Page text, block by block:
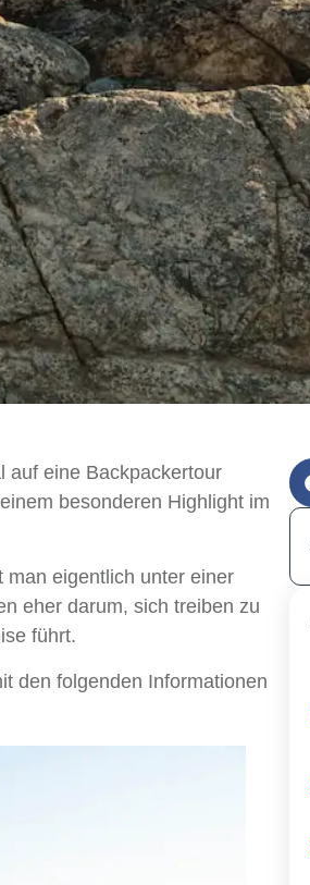
auf eine Backpackertour
besonderen Highlight im
man eigentlich unter einer
eher darum, sich treiben zu
führt.
den folgenden Informationen